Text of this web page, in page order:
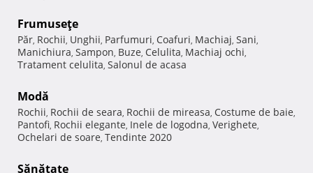
Frumuseţe
Păr, Rochii, Unghii, Parfumuri, Coafuri, Machiaj, Sani,
Manichiura, Sampon, Buze, Celulita, Machiaj ochi,
Tratament celulita, Salonul de acasa
Modă
Rochii, Rochii de seara, Rochii de mireasa, Costume de baie,
Pantofi, Rochii elegante, Inele de logodna, Verighete,
Ochelari de soare, Tendinte 2020
Sănătate